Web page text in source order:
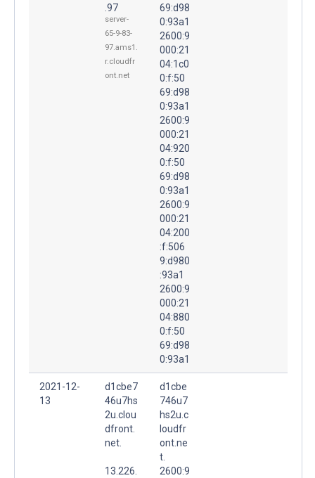
.97
server-
65-9-83-
97.ams1.
r.cloudfr
ont.net
69:d98
0:93a1
2600:9
000:21
04:1c0
0:f:50
69:d98
0:93a1
2600:9
000:21
04:920
0:f:50
69:d98
0:93a1
2600:9
000:21
04:200
:f:506
9:d980
:93a1
2600:9
000:21
04:880
0:f:50
69:d98
0:93a1
2021-12-
13
d1cbe7
46u7hs
2u.clou
dfront.
net.
13.226.
d1cbe
746u7
hs2u.c
loudfr
ont.ne
t.
2600:9